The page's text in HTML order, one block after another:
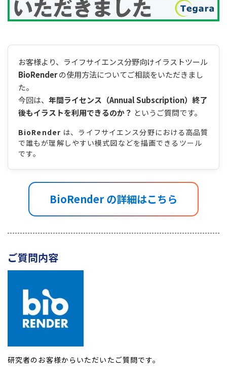
お客様より、ライフサイエンス分野向けイラストツール
BioRenderの使用方法についてご相談をいただきまし
た。
今回は、 年間ライセンス（Annual Subscription）終了
後もイラストを利用できるのか？ というご質問です。
BioRender は、ライフサイエンス分野における高品質
で誰もが理解しやすい模式図などを描画できるツール
です。
BioRender の詳細はこちら
ご質問内容
研究者のお客様からいただいたご質問です。